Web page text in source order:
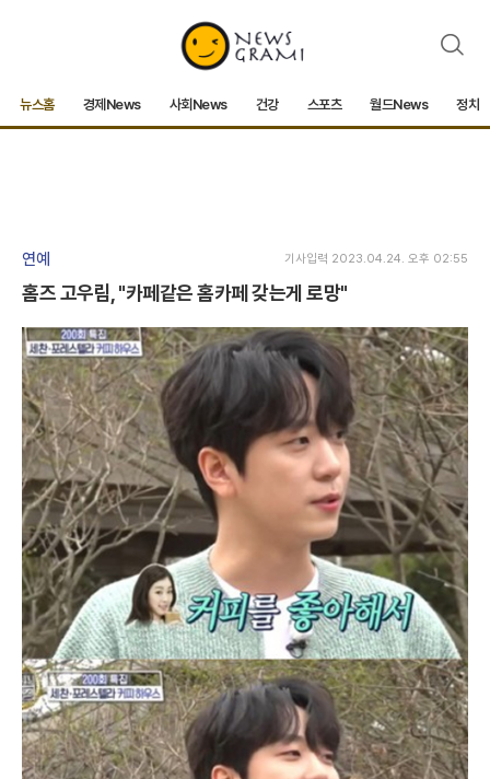
검
뉴스홈 경제News 사회News 건강 스포츠 월드News 정치
연예
홈즈 고우림, "카페같은 홈카페 갖는게 로망"
기사입력 2023.04.24. 오후 02:55